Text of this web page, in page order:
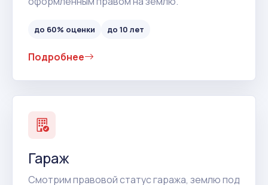
до 60% оценки до 10 лет
Подробнее
Гараж
Смотрим правовой статус гаража, землю под